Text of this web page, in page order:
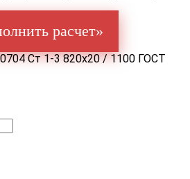
расчет»
Ст 1-3 820x20 / 1100 ГОСТ